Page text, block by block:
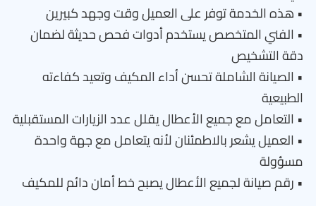
• هذه الخدمة توفر على العميل وقت وجهد كبيرين
• الفني المتخصص يستخدم أدوات فحص حديثة لضمان
دقة التشخيص
• الصيانة الشاملة تحسن أداء المكيف وتعيد كفاءته
الطبيعية
• التعامل مع جميع الأعطال يقلل عدد الزيارات المستقبلية
• العميل يشعر بالاطمئنان لأنه يتعامل مع جهة واحدة
مسؤولة
• رقم صيانة لجميع الأعطال يصبح خط أمان دائم للمكيف